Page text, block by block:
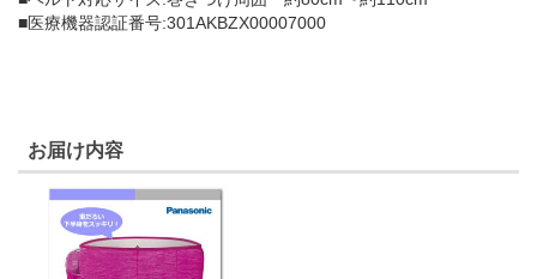
■医療機器認証番号:301AKBZX00007000
お届け内容